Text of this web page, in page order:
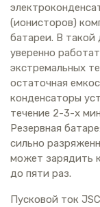
(ионисторов)
батареи. В
уверенно
экстремальных
остаточная
конденсаторы
течение 2-3-х
Резервная
сильно
может зарядить
до пяти раз.
Пусковой ток